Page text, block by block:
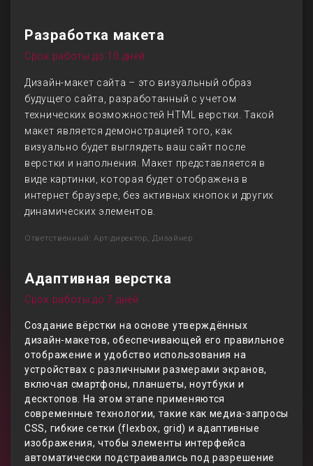
Разработка макета
Срок работы до 10 дней
Дизайн-макет сайта – это визуальный образ
будущего сайта, разработанный с учетом
технических возможностей HTML верстки. Такой
макет является демонстрацией того, как
визуально будет выглядеть ваш сайт после
верстки и наполнения. Макет представляется в
виде картинки, которая будет отображена в
интернет браузере, без активных кнопок и других
динамических элементов.
Ответственный: Арт-директор, Дизайнер
Адаптивная верстка
Срок работы до 7 дней
Создание вёрстки на основе утверждённых
дизайн-макетов, обеспечивающей его правильное
отображение и удобство использования на
устройствах с различными размерами экранов,
включая смартфоны, планшеты, ноутбуки и
десктопов. На этом этапе применяются
современные технологии, такие как медиа-запросы
CSS, гибкие сетки (flexbox, grid) и адаптивные
изображения, чтобы элементы интерфейса
автоматически подстраивались под разрешение